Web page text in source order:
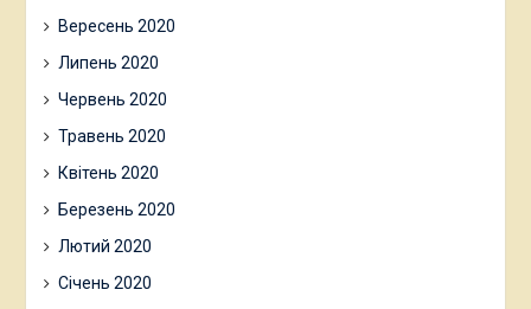
Вересень 2020
Липень 2020
Червень 2020
Травень 2020
Квітень 2020
Березень 2020
Лютий 2020
Січень 2020